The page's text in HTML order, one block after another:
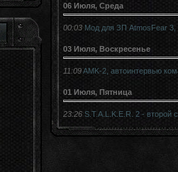
06 Июля, Среда
00:03 Мод для ЗП AtmosFear 3,
03 Июля, Воскресенье
11:09 AMK-2, автоинтервью
01 Июля, Пятница
23:26 S.T.A.L.K.E.R. 2 - второй